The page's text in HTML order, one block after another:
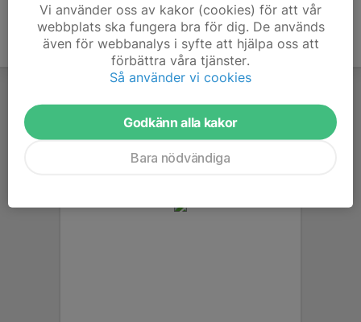
Vi använder oss av kakor (cookies) för att vår
webbplats ska fungera bra för dig. De används
även för webbanalys i syfte att hjälpa oss att
förbättra våra tjänster.
Så använder vi cookies
Godkänn alla kakor
Bara nödvändiga